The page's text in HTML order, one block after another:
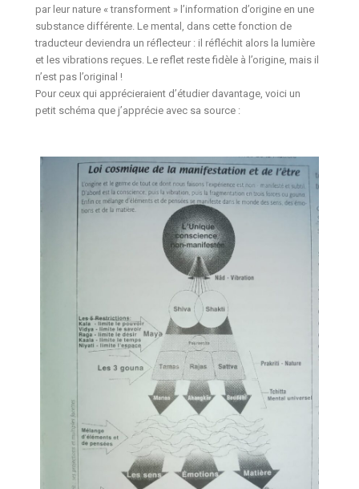
par leur nature « transforment » l’information d’origine en une
substance différente. Le mental, dans cette fonction de
traducteur deviendra un réflecteur : il réfléchit alors la lumière
et les vibrations reçues. Le reflet reste fidèle à l’origine, mais il
n’est pas l’original !
Pour ceux qui apprécieraient d’étudier davantage, voici un
petit schéma que j’apprécie avec sa source :